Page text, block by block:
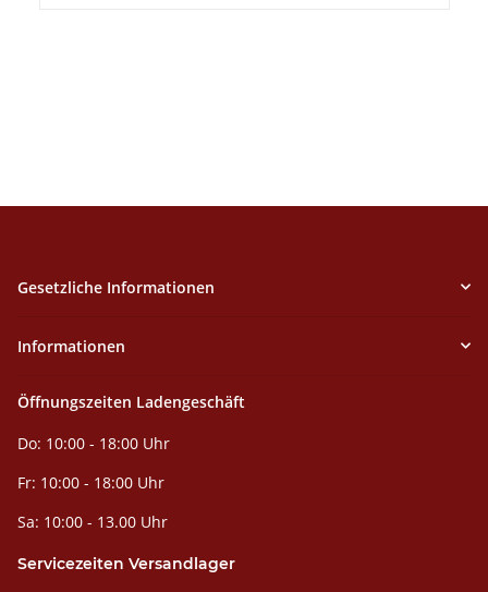
Gesetzliche Informationen
Informationen
Öffnungszeiten Ladengeschäft
Do: 10:00 - 18:00 Uhr
Fr: 10:00 - 18:00 Uhr
Sa: 10:00 - 13.00 Uhr
Servicezeiten Versandlager